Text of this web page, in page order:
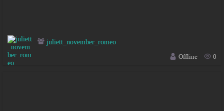
juliett_november_romeo
Offline
0